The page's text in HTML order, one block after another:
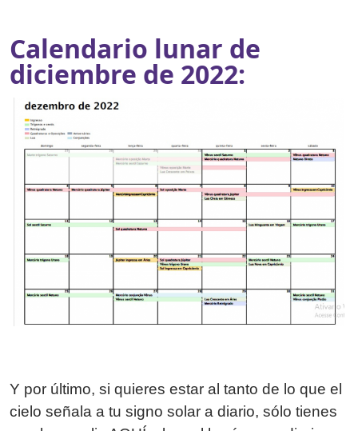
Calendario lunar de
diciembre de 2022:
Y por último, si quieres estar al tanto de lo que el
cielo señala a tu signo solar a diario, sólo tienes